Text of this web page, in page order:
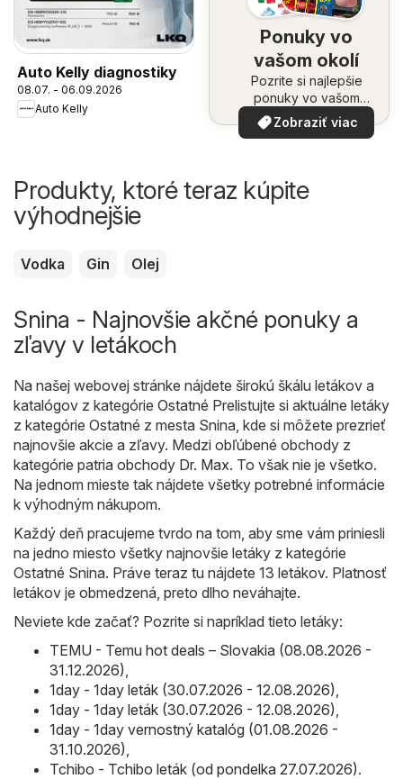
Auto Kelly diagnostiky
08.07. - 06.09.2026
Auto Kelly
Ponuky vo
vašom okolí
Pozrite si najlepšie
ponuky vo vašom
okolí
Zobraziť viac
Produkty, ktoré teraz kúpite
výhodnejšie
Vodka Gin Olej
Snina - Najnovšie akčné ponuky a
zľavy v letákoch
Na našej webovej stránke nájdete širokú škálu letákov a
katalógov z kategórie Ostatné Prelistujte si aktuálne letáky
z kategórie Ostatné z mesta Snina, kde si môžete prezrieť
najnovšie akcie a zľavy. Medzi obľúbené obchody z
kategórie patria obchody Dr. Max. To však nie je všetko.
Na jednom mieste tak nájdete všetky potrebné informácie
k výhodným nákupom.
Každý deň pracujeme tvrdo na tom, aby sme vám priniesli
na jedno miesto všetky najnovšie letáky z kategórie
Ostatné Snina. Práve teraz tu nájdete 13 letákov. Platnosť
letákov je obmedzená, preto dlho neváhajte.
Neviete kde začať? Pozrite si napríklad tieto letáky:
TEMU - Temu hot deals – Slovakia (08.08.2026 -
31.12.2026)
1day - 1day leták (30.07.2026 - 12.08.2026)
1day - 1day leták (30.07.2026 - 12.08.2026)
1day - 1day vernostný katalóg (01.08.2026 -
31.10.2026)
Tchibo - Tchibo leták (od pondelka 27.07.2026).